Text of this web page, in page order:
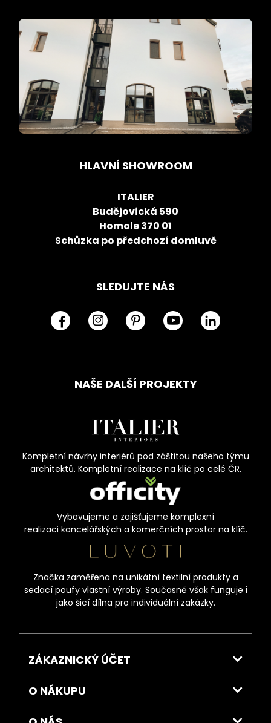
HLAVNÍ SHOWROOM
ITALIER
Budějovická 590
Homole 370 01
Schůzka po předchozí domluvě
SLEDUJTE NÁS
NAŠE DALŠÍ PROJEKTY
Kompletní návrhy interiérů pod záštitou našeho týmu
architektů. Kompletní realizace na klíč po celé ČR.
Vybavujeme a zajišťujeme komplexní
realizaci kancelářských a komerčních prostor na klíč.
Značka zaměřena na unikátní textilní produkty a
sedací poufy vlastní výroby. Současně však funguje i
jako šicí dílna pro individuální zakázky.
ZÁKAZNICKÝ ÚČET
O NÁKUPU